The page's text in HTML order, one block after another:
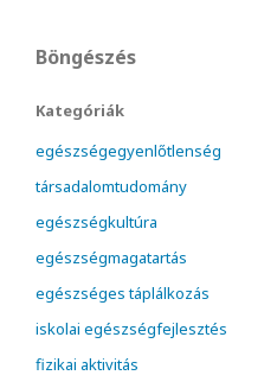
Böngészés
Kategóriák
egészségegyenlőtlenség
társadalomtudomány
egészségkultúra
egészségmagatartás
egészséges táplálkozás
iskolai egészségfejlesztés
fizikai aktivitás